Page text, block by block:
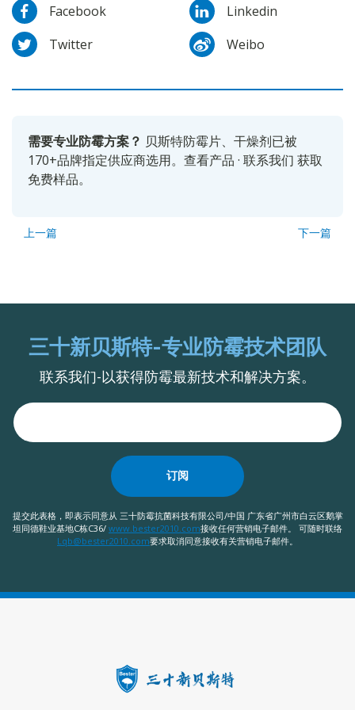
Facebook
Linkedin
Twitter
Weibo
需要专业防霉方案？ 贝斯特防霉片、干燥剂已被
170+品牌指定供应商选用。 查看产品 · 联系我们 获取
免费样品。
上一篇 下一篇
三十新贝斯特-专业防霉技术团队
联系我们-以获得防霉最新技术和解决方案。
订阅
提交此表格，即表示同意从 三十防霉抗菌科技有限公司/中国 广东省广州市白云区鹅掌
坦同德鞋业基地C栋C36/ www.bester2010.com接收任何营销电子邮件。 可随时联络
Lqb@bester2010.com要求取消同意接收有关营销电子邮件。